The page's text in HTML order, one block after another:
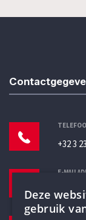
+32 3
E-
Deze
gebruik